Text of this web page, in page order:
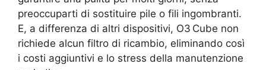
preoccuparti di sostituire pile o fili ingombranti.
E, a differenza di altri dispositivi, O3 Cube non
richiede alcun filtro di ricambio, eliminando così
i costi aggiuntivi e lo stress della manutenzione